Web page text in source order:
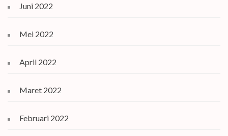
Juni 2022
Mei 2022
April 2022
Maret 2022
Februari 2022